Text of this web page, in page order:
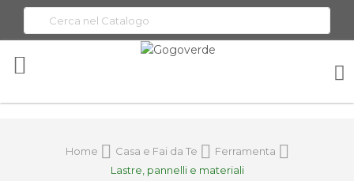
Home Casa e Fai da Te
Ferramenta
Lastre, pannelli e materiali